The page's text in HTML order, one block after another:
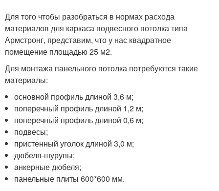
Для того чтобы разобраться в нормах расхода
материалов для каркаса подвесного потолка типа
Армстронг, представим, что у нас квадратное
помещение площадью 25 м2.
Для монтажа панельного потолка потребуются такие
материалы:
основной профиль длиной 3,6 м;
поперечный профиль длиной 1,2 м;
поперечный профиль длиной 0,6 м;
подвесы;
пристенный уголок длиной 3,0 м;
дюбеля-шурупы;
анкерные дюбеля;
панельные плиты 600*600 мм.